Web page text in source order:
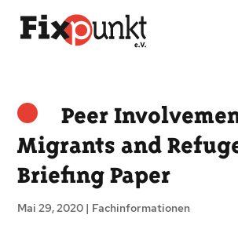
Peer
Migrants and
Briefing Paper
Mai 29, 2020 | Fachinformationen